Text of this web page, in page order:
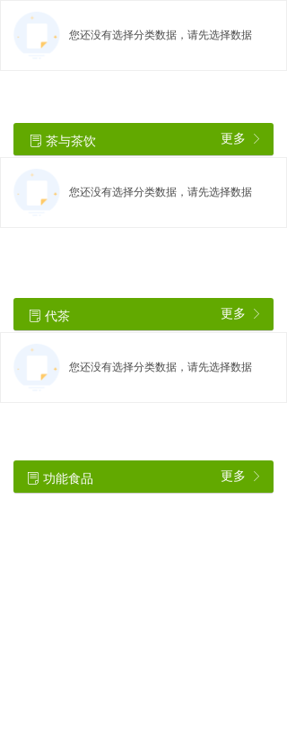
您还没有选择分类数据，请先选择数据
ꂓ 茶与茶饮 ꁕ
更多
您还没有选择分类数据，请先选择数据
ꂓ 代茶 ꁕ
更多
您还没有选择分类数据，请先选择数据
ꂓ 功能食品 ꁕ
更多